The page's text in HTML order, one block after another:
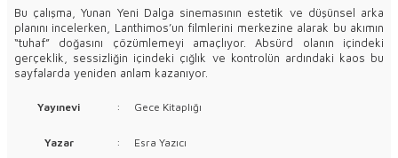
Bu çalışma, Yunan Yeni Dalga sinemasının estetik ve düşünsel arka
planını incelerken, Lanthimos’un filmlerini merkezine alarak bu akımın
“tuhaf” doğasını çözümlemeyi amaçlıyor. Absürd olanın içindeki
gerçeklik, sessizliğin içindeki çığlık ve kontrolün ardındaki kaos bu
sayfalarda yeniden anlam kazanıyor.
Yayınevi : Gece Kitaplığı
Yazar : Esra Yazıcı